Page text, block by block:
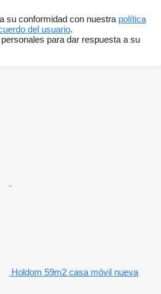
su conformidad con nuestra política
del usuario.
para dar respuesta a su
Holdom 59m2 casa móvil nueva